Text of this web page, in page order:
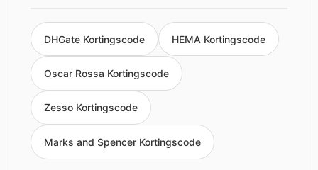
DHGate Kortingscode HEMA Kortingscode
Oscar Rossa Kortingscode
Zesso Kortingscode
Marks and Spencer Kortingscode